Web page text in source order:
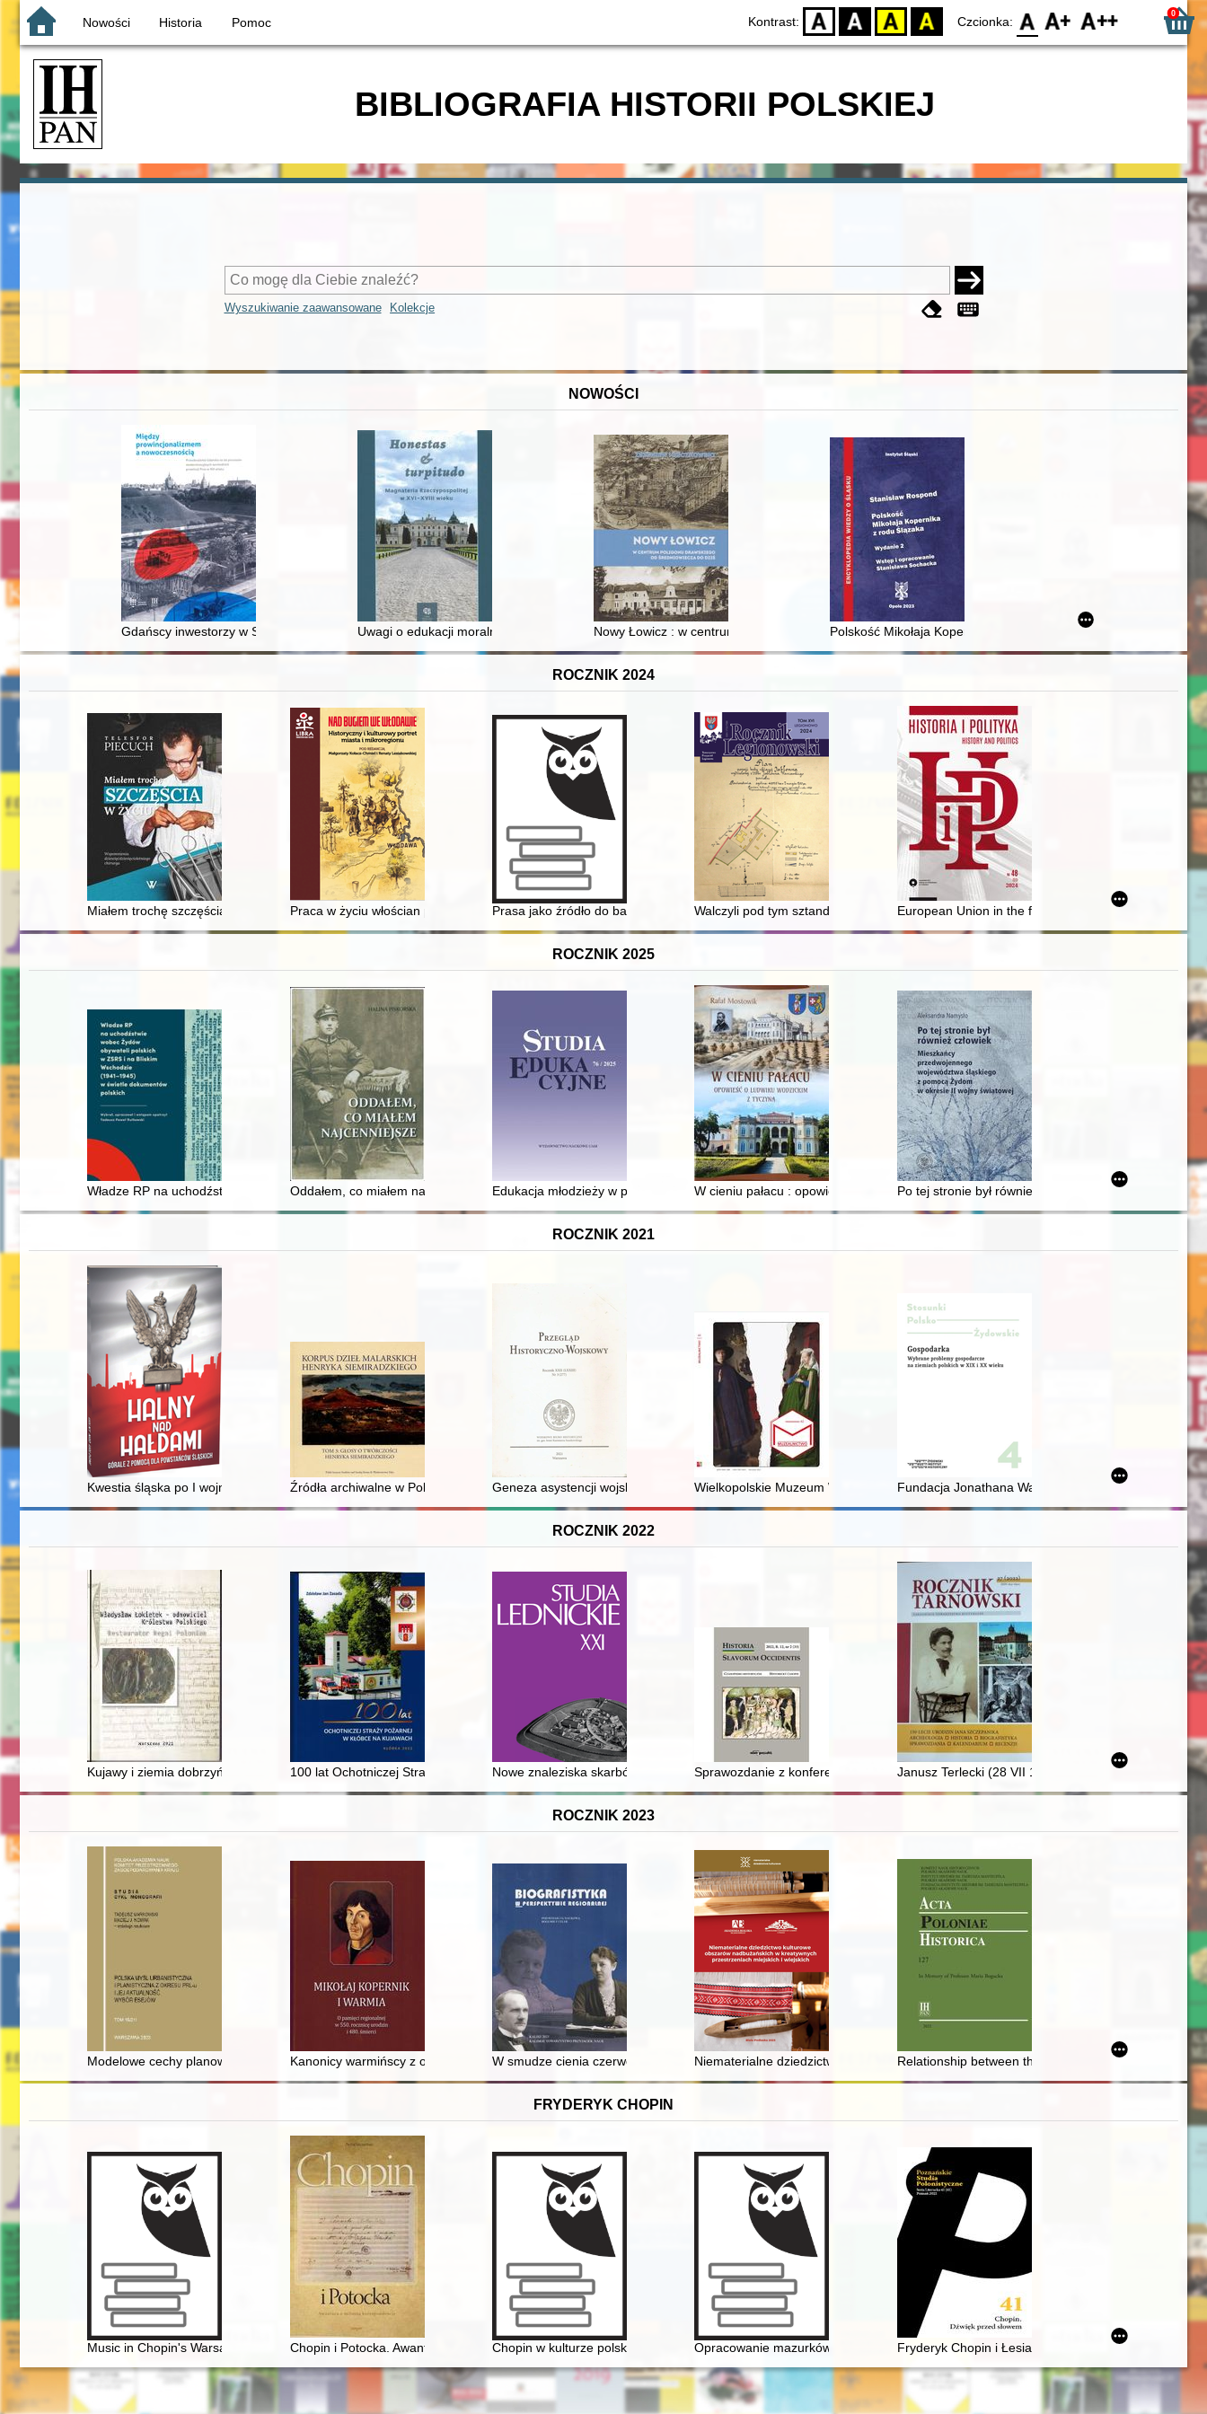
Nowości Historia Pomoc Kontrast: D BW YB BY Czcionka: F0 F1 F2 0
BIBLIOGRAFIA HISTORII POLSKIEJ
Wyszukiwanie zaawansowane Kolekcje
NOWOŚCI
Gdańscy inwestorzy w Sopocie : prestiż finansowy i towarzyski lokalnego mieszczaństwa w 2. poł. XIX w
Uwagi o edukacji moralnej synów szlacheckich w XVI-wiecznej Rzeczypospolitej
Nowy Łowicz : w centrum poligonu drawskiego od średniowiecza do dziś
Polskość Mikołaja Kopernika z rodu Ślązaka
ROCZNIK 2024
Miałem trochę szczęścia w życiu : wspomnienia dziewięćdziesięcioletniego chirurga
Praca w życiu włościan pańszczyźnianych z powiatu włodawskiego w XIX wieku
Prasa jako źródło do badań działalności kobiet : wybrane przykłady polskich dziennikarek emigracyjnych = Press as a
Walczyli pod tym sztandarem European Union in the face of Russian aggression
ROCZNIK 2025
Władze RP na uchodźstwie wobec Żydów obywateli polskich w ZSRS i na Bliskim Wschodzie (1941-1945) w świetle dokumentów polskich
Oddałem, co miałem najcenniejsze Edukacja młodzieży w prasie społeczno-kulturalnej i pedagogicznej Królestwa Polskiego w latach 1905-1914 - recenzja]
W cieniu pałacu : opowieść o Ludwiku Wodzickim z TyczynaPo tej stronie był również człowiek : mieszkańcy
ROCZNIK 2021
Kwestia śląska po I wojnie światowej : polsko-niemiecko-czechosłowacka rywalizacja o przynależność polityczną regionu
Źródła archiwalne w Polsce Geneza asystencji wojskowej w II RzeczypospolitejWielkopolskie Muzeum Wojskowe - dzieje niezwykłego muzeum = Wielkopolska
Fundacja Jonathana Warschauera : z dziejów
ROCZNIK 2022
Kujawy i ziemia dobrzyńska oraz ich elity rycerskie w Królestwie Władysława Łokietka i Kazimierza Wielkiego w latach 1320-1343
100 lat Ochotniczej Straży Pożarnej w Kłóbce na KujawachNowe znaleziska skarbów i monet wczesnośredniowiecznych pozyskane w trakcie badań powierzchniowych prowadzonych
Sprawozdanie z konferencji naukowej pt. Konfrontacje Grzybowskie - Piastowskie dzieje
Janusz Terlecki (28 VII 1924, Mołodeczno - 26 III
ROCZNIK 2023
Modelowe cechy planowania przestrzennego według Krzysztofa Herbsta
Kanonicy warmińscy z okresu Mikołaja KopernikaW smudze cienia czerwonej gwiazdy i brunatnej swastyki : z Kresów południowo-wschodnich do kraju Warty : wojenne
Niematerialne dziedzictwo kulturowe obszarów nadbużańskich w kreatywnych
Relationship between the Crimean Khanate and the
FRYDERYK CHOPIN
Music in Chopin's Warsaw Chopin i Potocka. Awantura o miłosną korespondencję
Chopin w kulturze polskiej Opracowanie mazurków Chopina w redakcji Zygmunta Stojowskiego w kontekście
Fryderyk Chopin i Łesia Ukrainka : per me